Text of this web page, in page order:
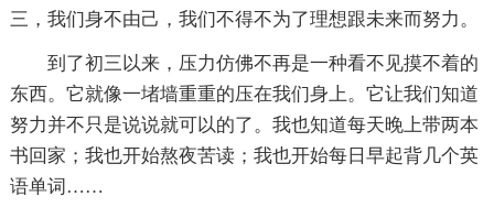
三，我们身不由己，我们不得不为了理想跟未来而努力。
到了初三以来，压力仿佛不再是一种看不见摸不着的
东西。它就像一堵墙重重的压在我们身上。它让我们知道
努力并不只是说说就可以的了。我也知道每天晚上带两本
书回家；我也开始熬夜苦读；我也开始每日早起背几个英
语单词……